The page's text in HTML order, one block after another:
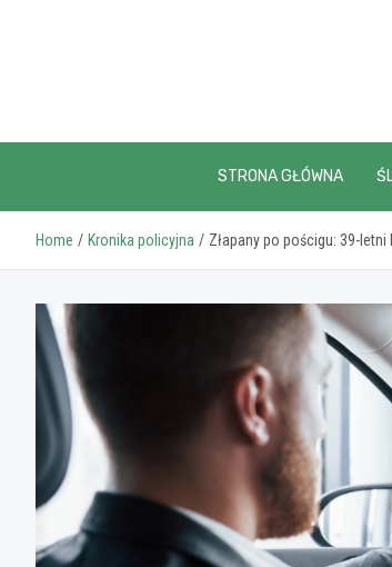
STRONA GŁÓWNA
Home Kronika policyjna Złapany po pościgu: 39-